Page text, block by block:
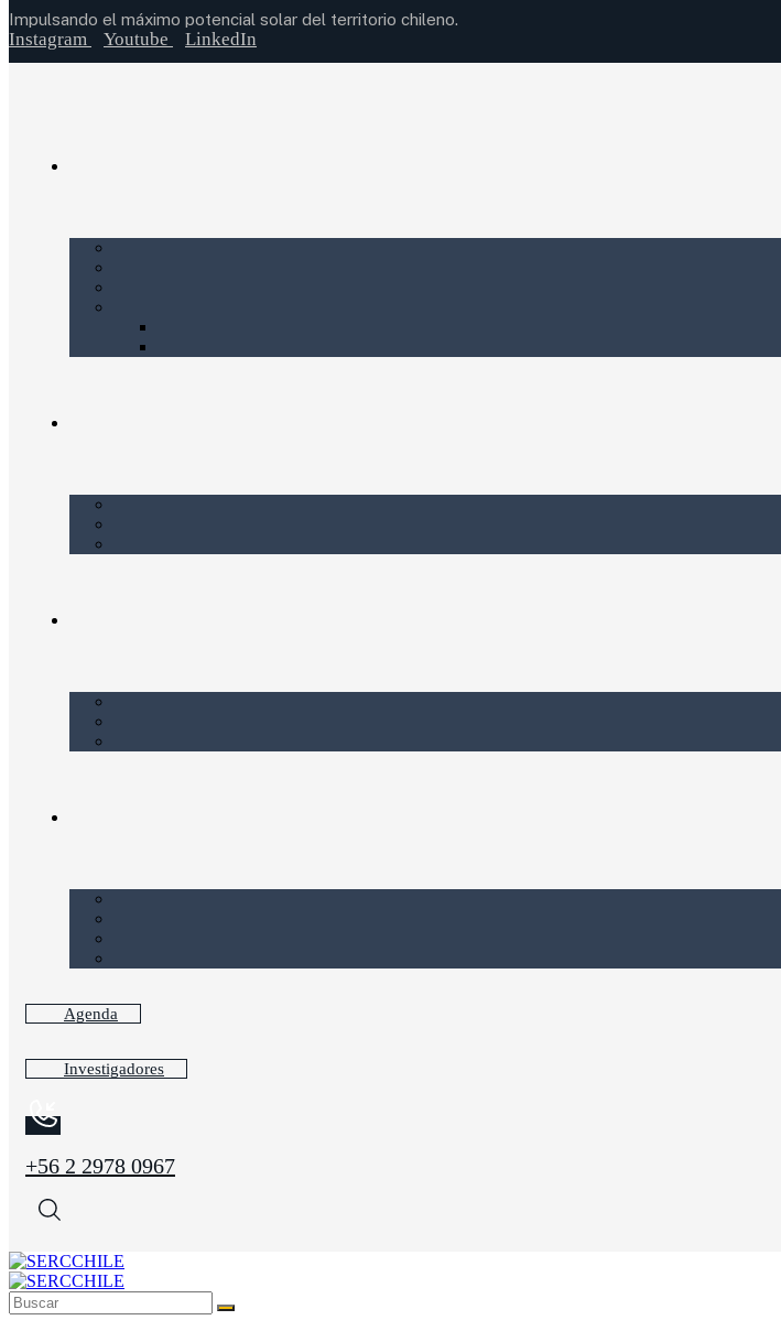
Impulsando el máximo potencial solar del territorio chileno.
Instagram Youtube LinkedIn
Agenda
Investigadores
+56 2 2978 0967